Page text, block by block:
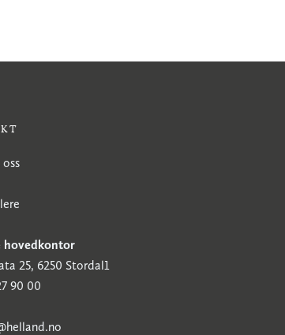
hovedkontor
25, 6250 Stordal1
90 00